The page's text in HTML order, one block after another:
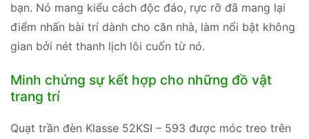
bạn. Nó mang kiểu cách độc đáo, rực rỡ đã mang lại
điểm nhấn bài trí dành cho căn nhà, làm nổi bật không
gian bởi nét thanh lịch lôi cuốn từ nó.
Minh chứng sự kết hợp cho những đồ vật
trang trí
Quạt trần đèn Klasse 52KSI – 593 được móc treo trên